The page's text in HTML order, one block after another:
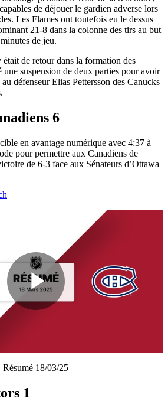
de déjouer le gardien adverse lors
Les Flames ont toutefois eu le dessus
21-8 dans la colonne des tirs au but
de jeu.
de retour dans la formation des
une suspension de deux parties pour avoir
défenseur Elias Pettersson des Canucks
6
en avantage numérique avec 4:37 à
pour permettre aux Canadiens de
de 6-3 face aux Sénateurs d’Ottawa
Play
Video
Résumé 18/03/25
1